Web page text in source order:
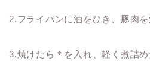
2.フライパンに油をひき、豚肉を
3.焼けたら＊を入れ、軽く煮詰め